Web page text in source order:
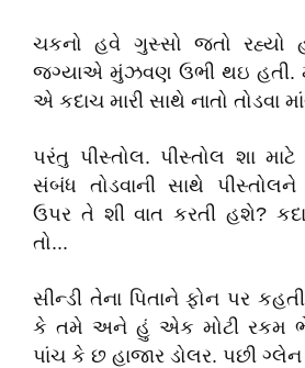
ચકનો હવે ગુસ્સો જતો રહ્યો
જગ્યાએ મુંઝવણ ઉભી થઇ હતી.
એ કદાચ મારી સાથે નાતો તોડવા
પરંતુ પીસ્તોલ. પીસ્તોલ શા
સંબંધ તોડવાની સાથે
ઉપર તે શી વાત કરતી હશે?
તો...
સીન્ડી તેના પિતાને ફોન પર કહતી
કે તમે અને હું એક મોટી રકમ
પાંચ કે છ હાજાર ડોલર. પછી